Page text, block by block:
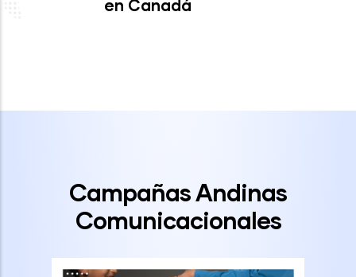
en Canadá
Campañas Andinas
Comunicacionales